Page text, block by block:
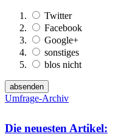
Twitter
Facebook
Google+
sonstiges
blos nicht
Umfrage-Archiv
Die neuesten Artikel: